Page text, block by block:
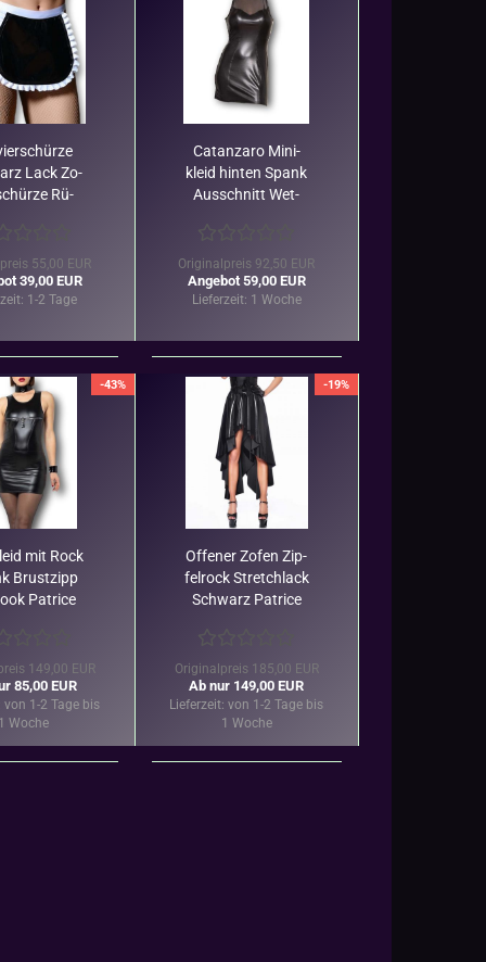
Lack Zo­
Rü­
55,00 EUR
39,00 EUR
1-2 Tage
Ca­t­an­za­ro Mi­ni­
kleid hin­ten Spank
Aus­schnitt Wet­
Originalpreis 92,50 EUR
Angebot 59,00 EUR
Lieferzeit: 1 Woche
-43%
mit Rock
Brust­zipp
Pa­tri­ce
149,00 EUR
85,00 EUR
von 1-2 Tage bis
Woche
-19%
Of­fe­ner Zofen Zip­
fel­rock Stretch­lack
Schwarz Pa­tri­ce
Originalpreis 185,00 EUR
Ab nur 149,00 EUR
Lieferzeit:von 1-2 Tage bis
1 Woche